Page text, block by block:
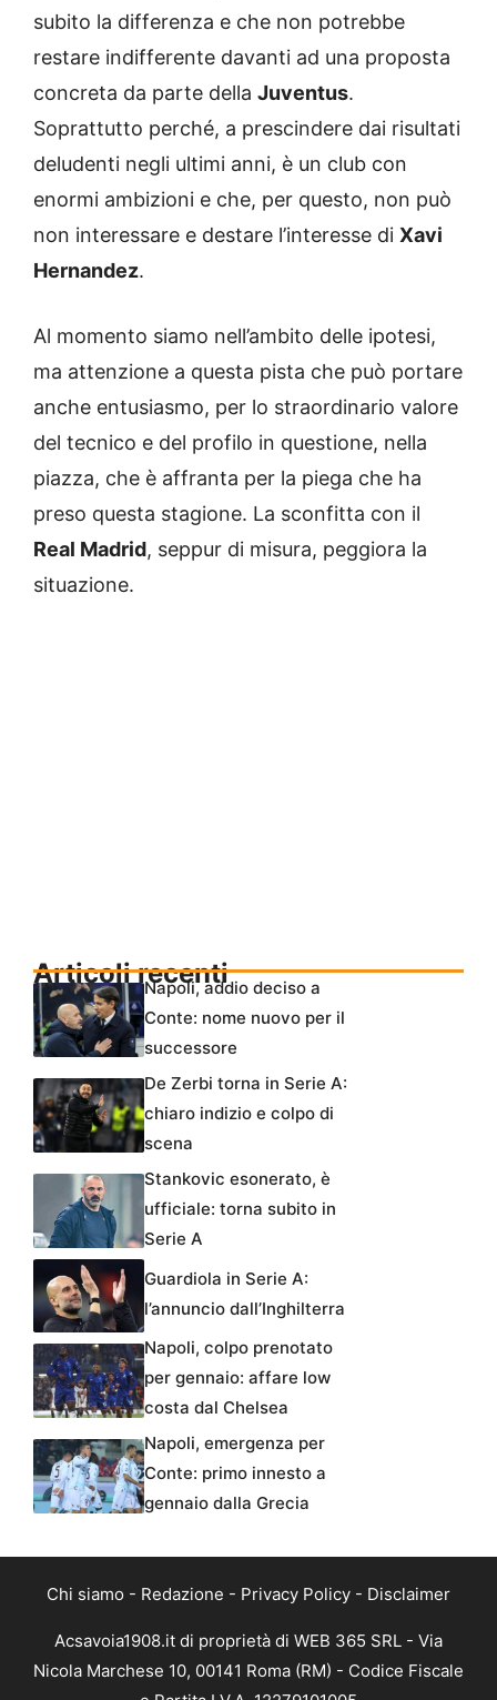
subito la differenza e che non potrebbe
restare indifferente davanti ad una proposta
concreta da parte della Juventus.
Soprattutto perché, a prescindere dai risultati
deludenti negli ultimi anni, è un club con
enormi ambizioni e che, per questo, non può
non interessare e destare l’interesse di Xavi
Hernandez.
Al momento siamo nell’ambito delle ipotesi,
ma attenzione a questa pista che può portare
anche entusiasmo, per lo straordinario valore
del tecnico e del profilo in questione, nella
piazza, che è affranta per la piega che ha
preso questa stagione. La sconfitta con il
Real Madrid, seppur di misura, peggiora la
situazione.
Articoli recentiNapoli, addio deciso a
Conte: nome nuovo per il
successore
De Zerbi torna in Serie A:
chiaro indizio e colpo di
scena
Stankovic esonerato, è
ufficiale: torna subito in
Serie A
Guardiola in Serie A:
l’annuncio dall’Inghilterra
Napoli, colpo prenotato
per gennaio: affare low
costa dal Chelsea
Napoli, emergenza per
Conte: primo innesto a
gennaio dalla Grecia
Chi siamo - Redazione - Privacy Policy - Disclaimer
Acsavoia1908.it di proprietà di WEB 365 SRL - Via
Nicola Marchese 10, 00141 Roma (RM) - Codice Fiscale